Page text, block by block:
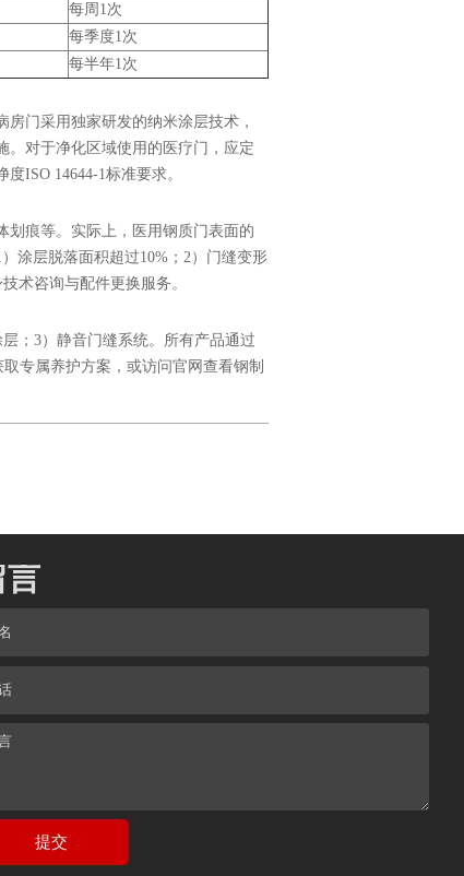
每周1次
每季度1次
每半年1次
门采用独家研发的纳米涂层技术，
。对于净化区域使用的医疗门，应定
ISO 14644-1标准要求。
划痕等。实际上，医用钢质门表面的
涂层脱落面积超过10%；2）门缝变形
术咨询与配件更换服务。
；3）静音门缝系统。所有产品通过
专属养护方案，或访问官网查看钢制
言
提交